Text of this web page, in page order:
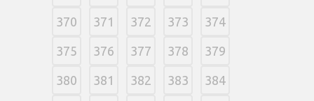
370 371 372 373 374
375 376 377 378 379
380 381 382 383 384